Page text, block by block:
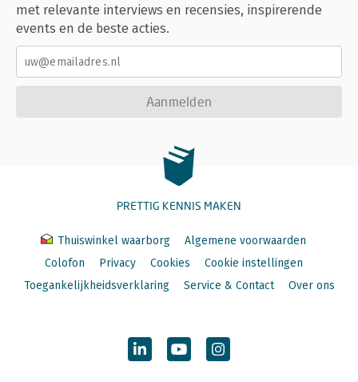
met relevante interviews en recensies, inspirerende
events en de beste acties.
Aanmelden
PRETTIG KENNIS MAKEN
Thuiswinkel waarborg
Algemene voorwaarden
Colofon
Privacy Cookies
Cookie instellingen
Toegankelijkheidsverklaring
Service & Contact Over ons